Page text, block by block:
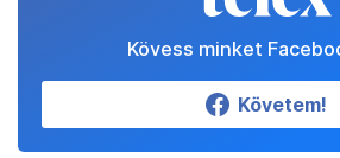
Kövess minket
Követem!